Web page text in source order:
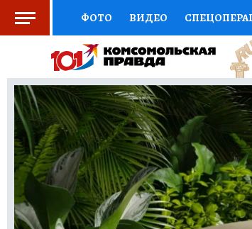
ФОТО ВИДЕО
СОЦПОДДЕРЖКА НАУКА
ВЫБОР ЭКСПЕРТОВ ДОКТОР
КНИЖНАЯ ПОЛКА
ПРЕСС-ЦЕНТР
ВСЕ О КП РАДИО КП